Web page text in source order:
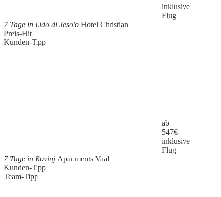
inklusive
Flug
7 Tage in Lido di Jesolo Hotel Christian
Preis-Hit
Kunden-Tipp
ab
547€
inklusive
Flug
7 Tage in Rovinj Apartments Vaal
Kunden-Tipp
Team-Tipp